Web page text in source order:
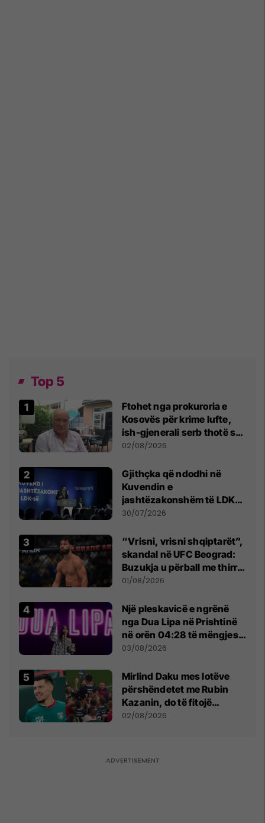
Top 5
Ftohet nga prokuroria e
Kosovës për krime lufte,
ish-gjenerali serb thotë se
dikush e tradhtoi në
02/08/2026
Gjithçka që ndodhi në
Kuvendin e
jashtëzakonshëm të LDK-
së
30/07/2026
“Vrisni, vrisni shqiptarët”,
skandal në UFC Beograd:
Buzukja u përball me thirrje
anti-shqiptare nga
01/08/2026
Një pleskavicë e ngrënë
nga Dua Lipa në Prishtinë
në orën 04:28 të mëngjesit
- dhe bota digjitale serbe
03/08/2026
Mirlind Daku mes lotëve
përshëndetet me Rubin
Kazanin, do të fitojë
miliona te Spartak Moska
02/08/2026